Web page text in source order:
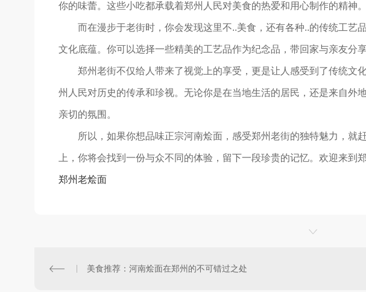
你的味蕾。这些小吃都承载着郑州人民对美食的热爱和用心制作的精神。
而在漫步于老街时，你会发现这里不..美食，还有各种..的传统工艺
文化底蕴。你可以选择一些精美的工艺品作为纪念品，带回家与亲友分
郑州老街不仅给人带来了视觉上的享受，更是让人感受到了传统文
州人民对历史的传承和珍视。无论你是在当地生活的居民，还是来自外
亲切的氛围。
所以，如果你想品味正宗河南烩面，感受郑州老街的独特魅力，就
上，你将会找到一份与众不同的体验，留下一段珍贵的记忆。欢迎来到
郑州老烩面
美食推荐：河南烩面在郑州的不可错过之处